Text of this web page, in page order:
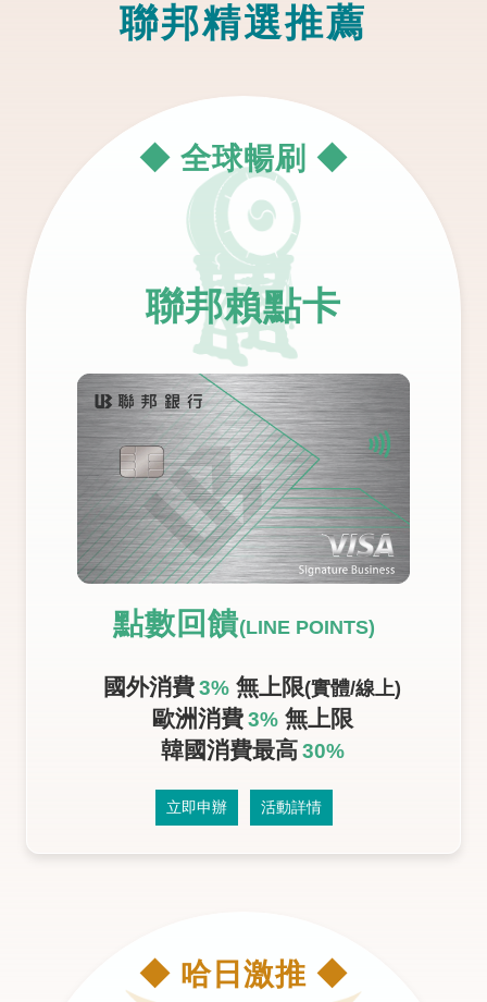
聯邦精選推薦
◆ 全球暢刷 ◆
聯邦賴點卡
點數回饋(LINE POINTS)
國外消費3% 無上限(實體/線上)
歐洲消費 3%無上限
韓國消費最高 30%
立即申辦 活動詳情
◆ 哈日激推 ◆